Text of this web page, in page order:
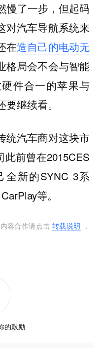
慢了一步，但起码
对汽车导航系统来
在造自己的电动无
格局会不会与智能
件合一的苹果与
继续看。
统汽车商对这块市
前曾在2015CES
新的SYNC 3系
等。
容合作请点击 转载说明 ，
的鼓励